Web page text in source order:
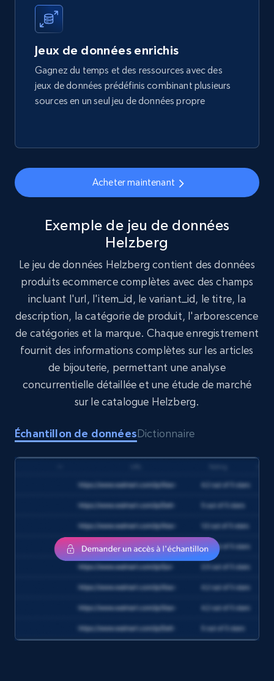
1.7K+
Amazon products search
1.6K+ 180+ Buy Now
URL, Product id, Title, Product description,
Rating, Reviews count, Initial price, Discount,
and more.
eCommerce
174+ Buy Now
Amazon Walmart
amazon, Currency amazon, Availability amazon,
eCommerce
132+ Buy Now
Zara - Products
Category id, Product id, Product name, Price,
Jeux de données enrichis
Gagnez du temps et des ressources avec des
jeux de données prédéfinis combinant plusieurs
sources en un seul jeu de données propre
Acheter maintenant
Exemple de jeu de données
Helzberg
Le jeu de données Helzberg contient des données
produits ecommerce complètes avec des champs
incluant l'url, l'item_id, le variant_id, le titre, la
description, la catégorie de produit, l'arborescence
de catégories et la marque. Chaque enregistrement
fournit des informations complètes sur les articles
de bijouterie, permettant une analyse
concurrentielle détaillée et une étude de marché
sur le catalogue Helzberg.
Échantillon de donnéesDictionnaire